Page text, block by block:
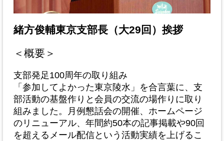
緒方俊輔東京支部長（大29回）挨拶
＜概要＞
支部発足100周年の取り組み
「参加してよかった東京陵水」を合言葉に、支
部活動の基盤作りと会員の交流の場作りに取り
組みました。月例懇話会の開催、ホームページ
のリニューアル、年間約50本の記事掲載や90回
を超えるメール配信という活動実績を上げるこ